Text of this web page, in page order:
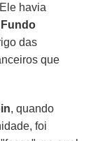
havia
Fundo
das
que
, quando
foi